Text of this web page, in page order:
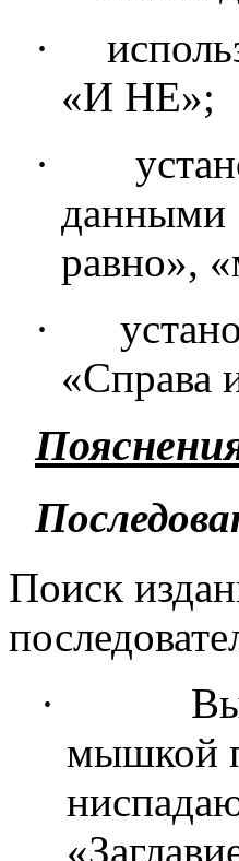
·
«И НЕ»;
·
равно»,
·
«Справа
Поиск
·
мышкой